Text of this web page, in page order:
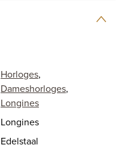
Horloges,
Dameshorloges,
Longines
Longines
Edelstaal